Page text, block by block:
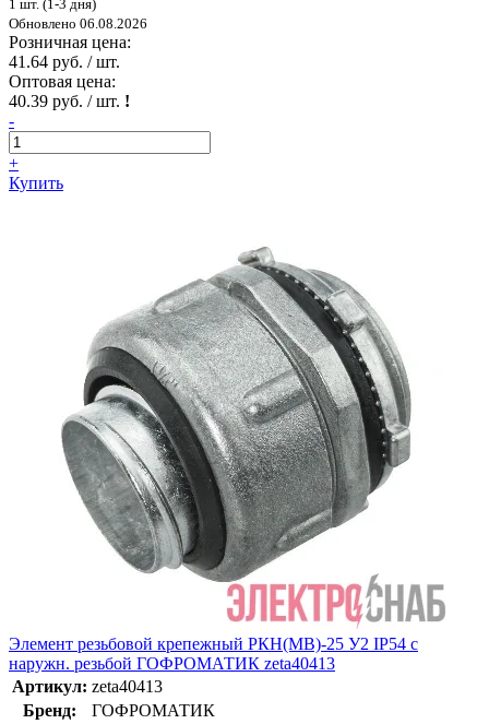
1 шт. (1-3 дня)
Обновлено 06.08.2026
Розничная цена:
41.64 руб. / шт.
Оптовая цена:
40.39 руб. / шт. !
-
+
Купить
Элемент резьбовой крепежный РКН(МВ)-25 У2 IP54 с
наружн. резьбой ГОФРОМАТИК zeta40413
Артикул: zeta40413
Бренд:
ГОФРОМАТИК